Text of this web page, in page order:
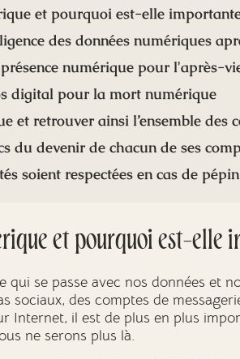
et pourquoi est-elle
des données numériques
numérique pour l'après-
digital pour la mort numérique
et retrouver ainsi l’ensemble des
du devenir de chacun de ses
soient respectées en cas de pépin
et pourquoi est-elle
se passe avec nos données et
sociaux, des comptes de
Internet, il est de plus en plus
ne serons plus là.